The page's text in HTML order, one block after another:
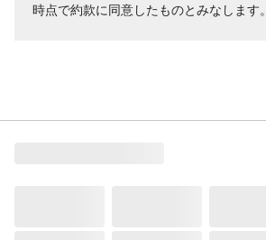
時点で約款に同意したものとみなします。